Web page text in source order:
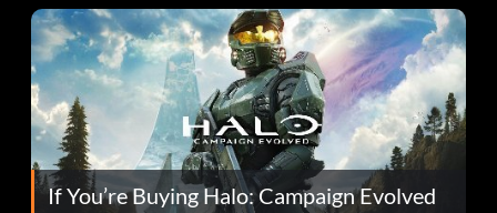
If You’re Buying Halo: Campaign Evolved